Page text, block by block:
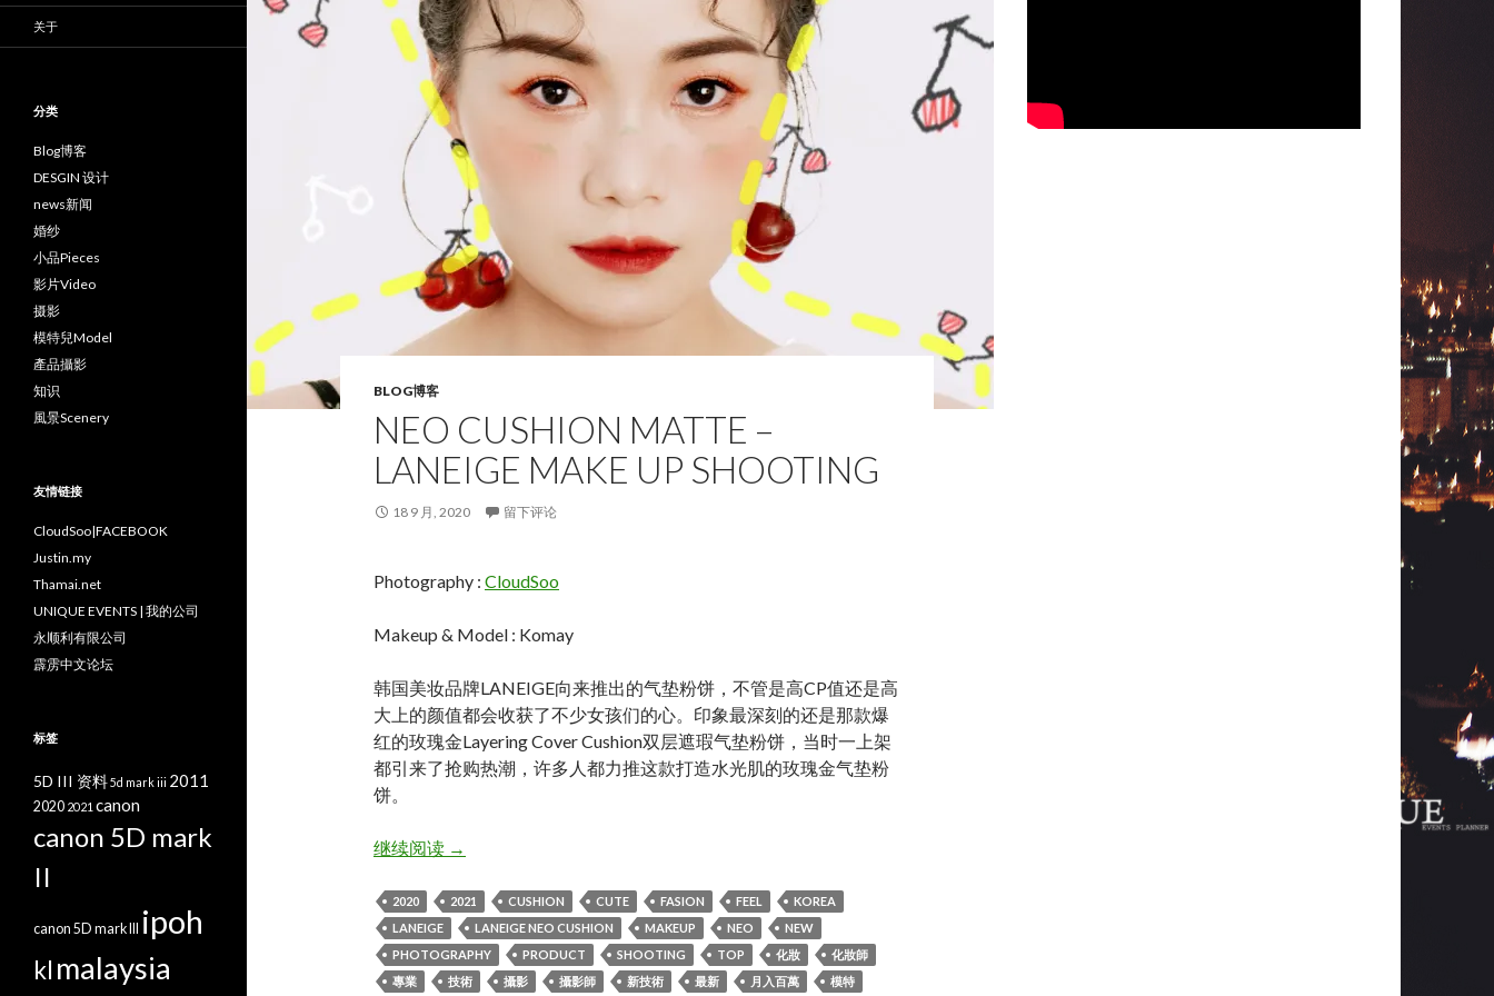
BLOG博客
NEO CUSHION MATTE –
LANEIGE MAKE UP SHOOTING
18 9 月, 2020 留下评论
Photography : CloudSoo
Makeup & Model : Komay
韩国美妆品牌LANEIGE向来推出的气垫粉饼，不管是高CP值还是高
大上的颜值都会收获了不少女孩们的心。印象最深刻的还是那款爆
红的玫瑰金Layering Cover Cushion双层遮瑕气垫粉饼，当时一上架
都引来了抢购热潮，许多人都力推这款打造水光肌的玫瑰金气垫粉
饼。
继续阅读Neo Cushion Matte – LANEIGE Make up shooting
→
2020 2021 CUSHION CUTE FASION FEEL
KOREA
LANEIGE
LANEIGE NEO CUSHION MAKEUP NEO
NEW
PHOTOGRAPHY
PRODUCT SHOOTING TOP 化妝
化妝師
專業
技術 攝影 攝影師 新技術 最新 月入百萬 模特
关于
分类
Blog博客
DESGIN 设计
news新闻
婚纱
小品Pieces
影片Video
摄影
模特兒Model
產品攝影
知识
風景Scenery
友情链接
CloudSoo|FACEBOOK
Justin.my
Thamai.net
UNIQUE EVENTS | 我的公司
永顺利有限公司
霹雳中文论坛
标签
5D III 资料5d mark iii 2011
2020 2021 canon
canon 5D mark
II
canon 5D mark III ipoh
kl malaysia